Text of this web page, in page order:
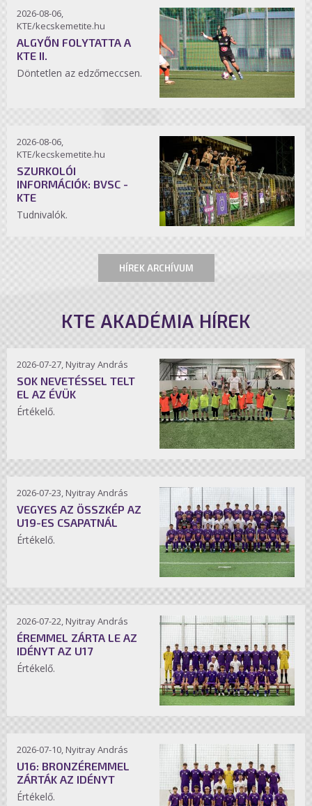
2026-08-06,
KTE/kecskemetite.hu
ALGYŐN FOLYTATTA A
KTE II.
Döntetlen az edzőmeccsen.
2026-08-06,
KTE/kecskemetite.hu
SZURKOLÓI
INFORMÁCIÓK: BVSC -
KTE
Tudnivalók.
HÍREK ARCHÍVUM
KTE AKADÉMIA HÍREK
2026-07-27, Nyitray András
SOK NEVETÉSSEL TELT
EL AZ ÉVÜK
Értékelő.
2026-07-23, Nyitray András
VEGYES AZ ÖSSZKÉP AZ
U19-ES CSAPATNÁL
Értékelő.
2026-07-22, Nyitray András
ÉREMMEL ZÁRTA LE AZ
IDÉNYT AZ U17
Értékelő.
2026-07-10, Nyitray András
U16: BRONZÉREMMEL
ZÁRTÁK AZ IDÉNYT
Értékelő.